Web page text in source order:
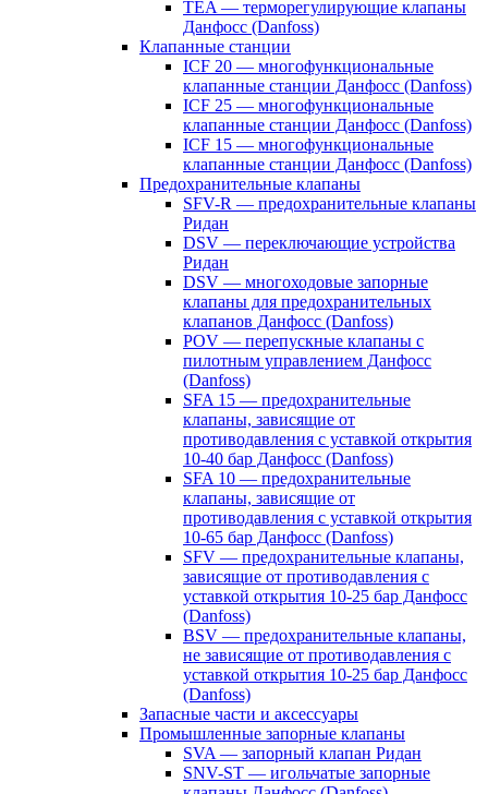
TEA — терморегулирующие клапаны
Данфосс (Danfoss)
Клапанные станции
ICF 20 — многофункциональные
клапанные станции Данфосс (Danfoss)
ICF 25 — многофункциональные
клапанные станции Данфосс (Danfoss)
ICF 15 — многофункциональные
клапанные станции Данфосс (Danfoss)
Предохранительные клапаны
SFV-R — предохранительные клапаны
Ридан
DSV — переключающие устройства
Ридан
DSV — многоходовые запорные
клапаны для предохранительных
клапанов Данфосс (Danfoss)
POV — перепускные клапаны с
пилотным управлением Данфосс
(Danfoss)
SFA 15 — предохранительные
клапаны, зависящие от
противодавления с уставкой открытия
10-40 бар Данфосс (Danfoss)
SFA 10 — предохранительные
клапаны, зависящие от
противодавления с уставкой открытия
10-65 бар Данфосс (Danfoss)
SFV — предохранительные клапаны,
зависящие от противодавления с
уставкой открытия 10-25 бар Данфосс
(Danfoss)
BSV — предохранительные клапаны,
не зависящие от противодавления с
уставкой открытия 10-25 бар Данфосс
(Danfoss)
Запасные части и аксессуары
Промышленные запорные клапаны
SVA — запорный клапан Ридан
SNV-ST — игольчатые запорные